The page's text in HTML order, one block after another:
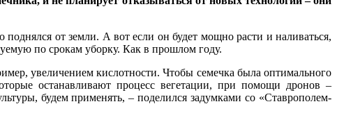
от земли. А вот если он будет мощно расти и наливаться,
по срокам уборку. Как в прошлом году.
увеличением кислотности. Чтобы семечка была оптимального
останавливают процесс вегетации, при помощи дронов –
будем применять, – поделился задумками со «Ставрополем-